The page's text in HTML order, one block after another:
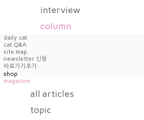
interview
column
daily cat
cat Q&A
site map
newsletter 신청
바로가기추가
shop
magazine
all articles
topic